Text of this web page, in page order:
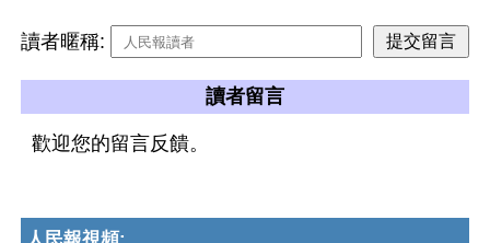
讀者暱稱:
讀者留言
歡迎您的留言反饋。